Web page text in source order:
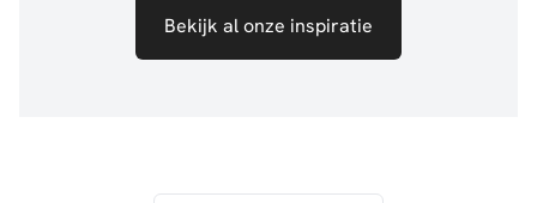
Bekijk al onze inspiratie